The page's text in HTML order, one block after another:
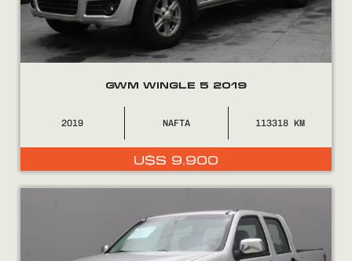
GWM WINGLE 5 2019
2019 NAFTA 113318
U$S 9.900